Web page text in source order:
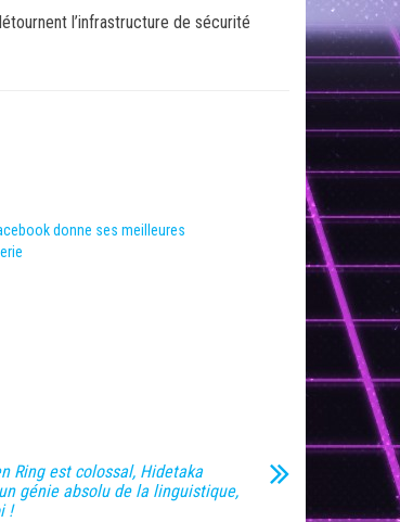
l’infrastructure de sécurité
donne ses meilleures
Ring est colossal, Hidetaka
génie absolu de la linguistique,
!